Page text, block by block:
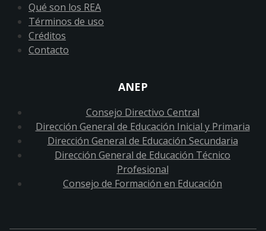
Qué son los REA
Términos de uso
Créditos
Contacto
ANEP
Consejo Directivo Central
Dirección General de Educación Inicial y Primaria
Dirección General de Educación Secundaria
Dirección General de Educación Técnico
Profesional
Consejo de Formación en Educación